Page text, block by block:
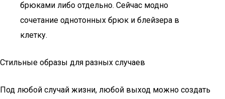
брюками либо отдельно. Сейчас модно
сочетание однотонных брюк и блейзера в
клетку.
Стильные образы для разных случаев
Под любой случай жизни, любой выход можно создать